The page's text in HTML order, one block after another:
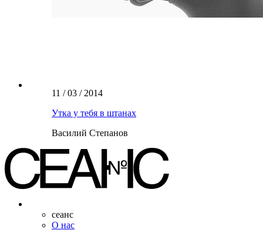
11 / 03 / 2014
Утка у тебя в штанах
Василий Степанов
сеанс
О нас